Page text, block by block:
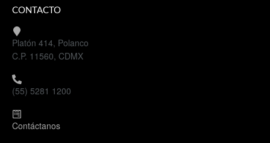
CONTACTO
Platón 414, Polanco
C.P. 11560, CDMX
(55) 5281 1200
Contáctanos